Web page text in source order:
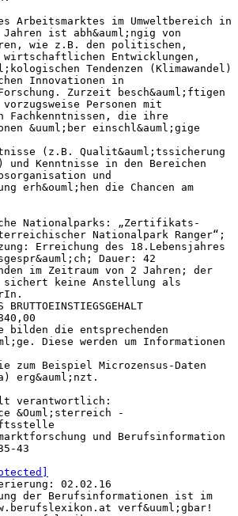
Arbeitsmarktes im Umweltbereich in
Jahren ist abh&auml;ngig von
wie z.B. den politischen,
Entwicklungen,
Tendenzen (Klimawandel)
Innovationen in
Zurzeit besch&auml;ftigen
Personen mit
Fachkenntnissen, die ihre
&uuml;ber einschl&auml;gige
(z.B. Qualit&auml;tssicherung
und Kenntnisse in den Bereichen
und
erh&ouml;hen die Chancen am
Nationalparks: „Zertifikats-
Nationalpark Ranger“;
Erreichung des 18.Lebensjahres
Dauer: 42
im Zeitraum von 2 Jahren; der
sichert keine Anstellung als
BRUTTOEINSTIEGSGEHALT
bilden die entsprechenden
Diese werden um Informationen
zum Beispiel Microzensus-Daten
erg&auml;nzt.
verantwortlich:
&Ouml;sterreich -
und Berufsinformation
43
02.02.16
der Berufsinformationen ist im
verf&uuml;gbar!